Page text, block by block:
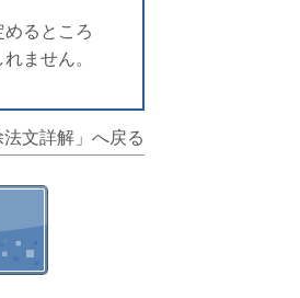
るところ
ません。
法文詳解」へ戻る